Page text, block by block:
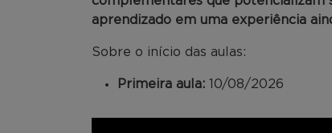
aprendizado em uma experiência
Sobre o início das aulas:
Primeira aula: 10/08/2026